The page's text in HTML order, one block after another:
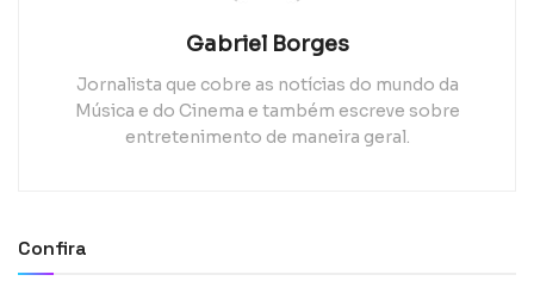
Gabriel Borges
Jornalista que cobre as notícias do mundo da
Música e do Cinema e também escreve sobre
entretenimento de maneira geral.
Confira